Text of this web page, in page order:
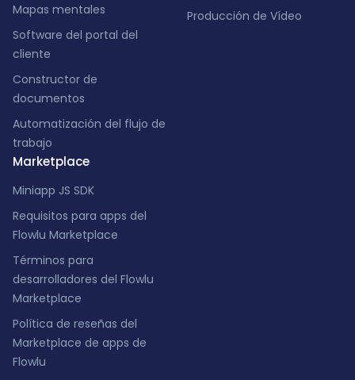
Mapas mentales
Software del portal del
cliente
Constructor de
documentos
Automatización del flujo de
trabajo
Marketplace
Miniapp JS SDK
Requisitos para apps del
Flowlu Marketplace
Términos para
desarrolladores del Flowlu
Marketplace
Política de reseñas del
Marketplace de apps de
Flowlu
Producción de Vídeo